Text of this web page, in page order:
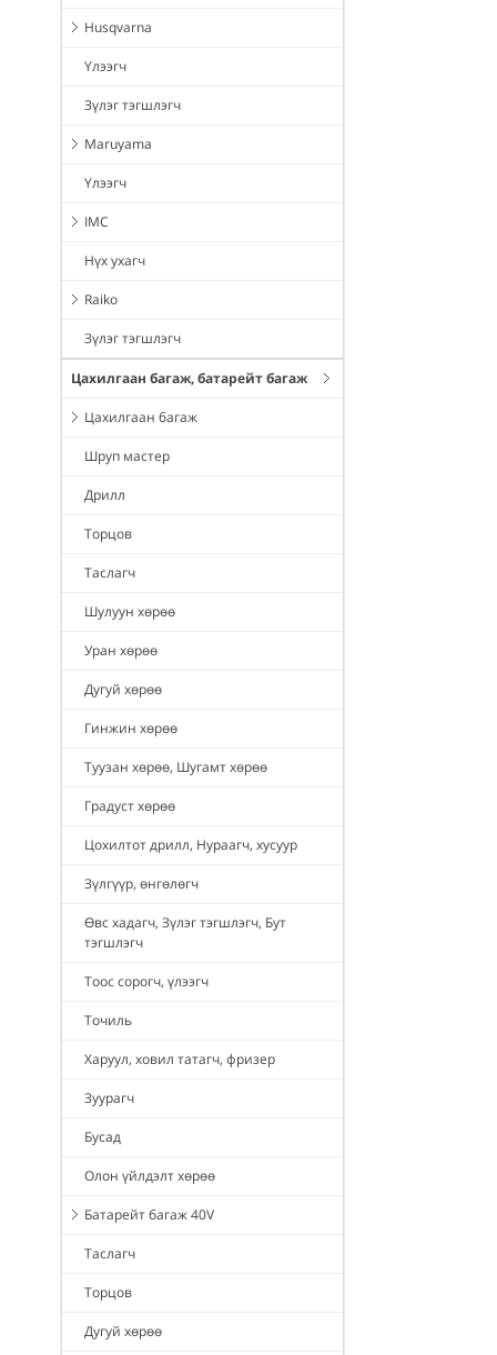
Husqvarna
Үлээгч
Зүлэг тэгшлэгч
Maruyama
Үлээгч
IMC
Нүх ухагч
Raiko
Зүлэг тэгшлэгч
Цахилгаан багаж, батарейт багаж
Цахилгаан багаж
Шруп мастер
Дрилл
Торцов
Таслагч
Шулуун хөрөө
Уран хөрөө
Дугуй хөрөө
Гинжин хөрөө
Туузан хөрөө, Шугамт хөрөө
Градуст хөрөө
Цохилтот дрилл, Нураагч, хусуур
Зүлгүүр, өнгөлөгч
Өвс хадагч, Зүлэг тэгшлэгч, Бут
тэгшлэгч
Тоос сорогч, үлээгч
Точиль
Харуул, ховил татагч, фризер
Зуурагч
Бусад
Олон үйлдэлт хөрөө
Батарейт багаж 40V
Таслагч
Торцов
Дугуй хөрөө